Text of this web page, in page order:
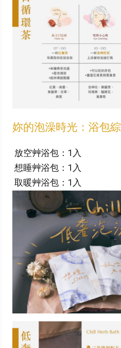
妳的泡澡時光：浴包
放空艸浴包：1入
想睡艸浴包：1入
取暖艸浴包：1入